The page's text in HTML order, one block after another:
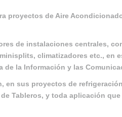
proyectos de Aire
de instalaciones centrales,
climatizadores etc., en
la Información y las
sus proyectos de
Tableros, y toda aplicación